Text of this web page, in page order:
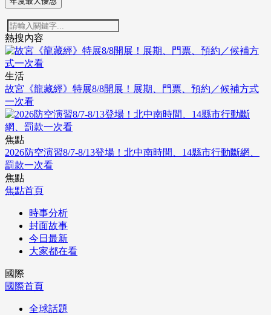
熱搜內容
生活
故宮《龍藏經》特展8/8開展！展期、門票、預約／候補方式
一次看
焦點
2026防空演習8/7-8/13登場！北中南時間、14縣市行動斷網、
罰款一次看
焦點
焦點首頁
時事分析
封面故事
今日最新
大家都在看
國際
國際首頁
全球話題